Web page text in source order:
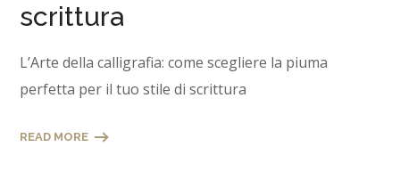
scrittura
L’Arte della calligrafia: come scegliere la piuma
perfetta per il tuo stile di scrittura
READ MORE